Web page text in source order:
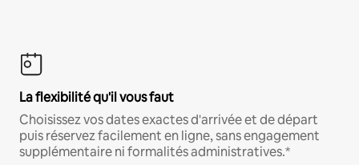
La flexibilité qu'il vous faut
Choisissez vos dates exactes d'arrivée et de départ
puis réservez facilement en ligne, sans engagement
supplémentaire ni formalités administratives.*